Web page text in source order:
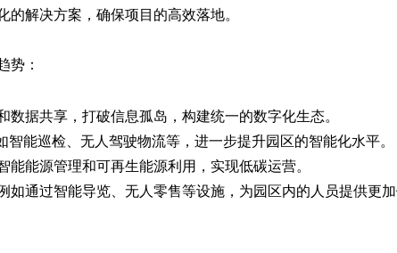
的解决方案，确保项目的高效落地。
势：
数据共享，打破信息孤岛，构建统一的数字化生态。
智能巡检、无人驾驶物流等，进一步提升园区的智能化水平。
能能源管理和可再生能源利用，实现低碳运营。
如通过智能导览、无人零售等设施，为园区内的人员提供更